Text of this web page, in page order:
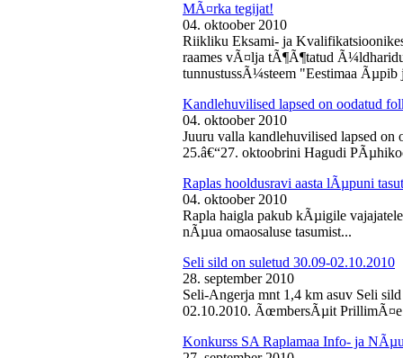
MÃ¤rka tegijat!
04. oktoober 2010
Riikliku Eksami- ja
raames vÃ¤lja tÃ¶Ã¶tatud
tunnustussÃ¼steem "Eestimaa
Kandlehuvilised lapsed on oodatud
04. oktoober 2010
Juuru valla kandlehuvilised lapsed
25.â€“27. oktoobrini Hagudi
Raplas hooldusravi aasta lÃµpuni
04. oktoober 2010
Rapla haigla pakub kÃµigile
nÃµua omaosaluse tasumist...
Seli sild on suletud 30.09-02.10.2010
28. september 2010
Seli-Angerja mnt 1,4 km asuv Seli
02.10.2010. ÃœmbersÃµit
Konkurss SA Raplamaa Info- ja